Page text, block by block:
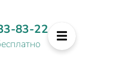
83-22